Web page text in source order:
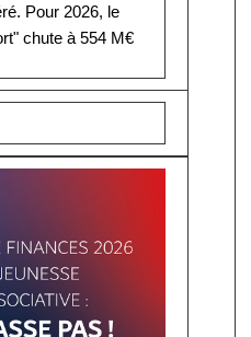
Pour 2026, le
chute à 554 M€